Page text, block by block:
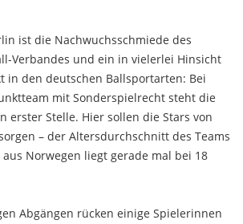
ist die Nachwuchsschmiede des
Verbandes und ein in vielerlei Hinsicht
in den deutschen Ballsportarten: Bei
mit Sonderspielrecht steht die
erster Stelle. Hier sollen die Stars von
– der Altersdurchschnitt des Teams
Norwegen liegt gerade mal bei 18
Abgängen rücken einige Spielerinnen